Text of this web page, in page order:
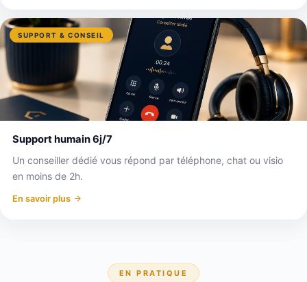
SUPPORT & CONSEIL
Support humain 6j/7
Un conseiller dédié vous répond par téléphone, chat ou visio
en moins de 2h.
En savoir plus
EN PRATIQUE